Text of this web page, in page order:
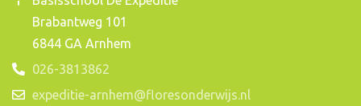
Brabantweg 101
6844 GA Arnhem
026-3813862
expeditie-arnhem@floresonderwijs.nl